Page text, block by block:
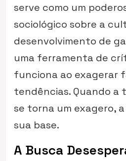
serve como um
sociológico sobre a
desenvolvimento de
uma ferramenta de
funciona ao exagerar
tendências. Quando a
se torna um exagero,
sua base.
A Busca